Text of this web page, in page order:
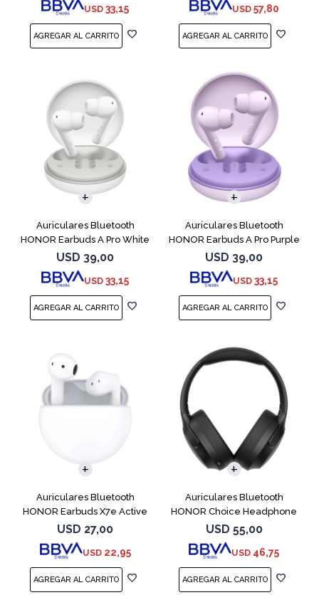
USD 33,15 USD 57,80
Auriculares Bluetooth
HONOR Earbuds A Pro White
USD 39,00
USD 33,15
Auriculares Bluetooth
HONOR Earbuds A Pro Purple
USD 39,00
USD 33,15
Auriculares Bluetooth
HONOR Earbuds X7e Active
TWS White
USD 27,00
USD 22,95
Auriculares Bluetooth
HONOR Choice Headphone
Black
USD 55,00
USD 46,75